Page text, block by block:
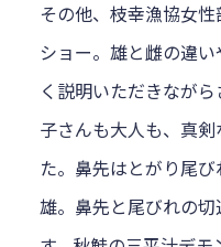
その他、枝幸漁協女
ショー。雄と雌の違
く説明いただきなが
子さんも大人も、真
た。鼻先はとがり尾
雄。鼻先と尾びれの